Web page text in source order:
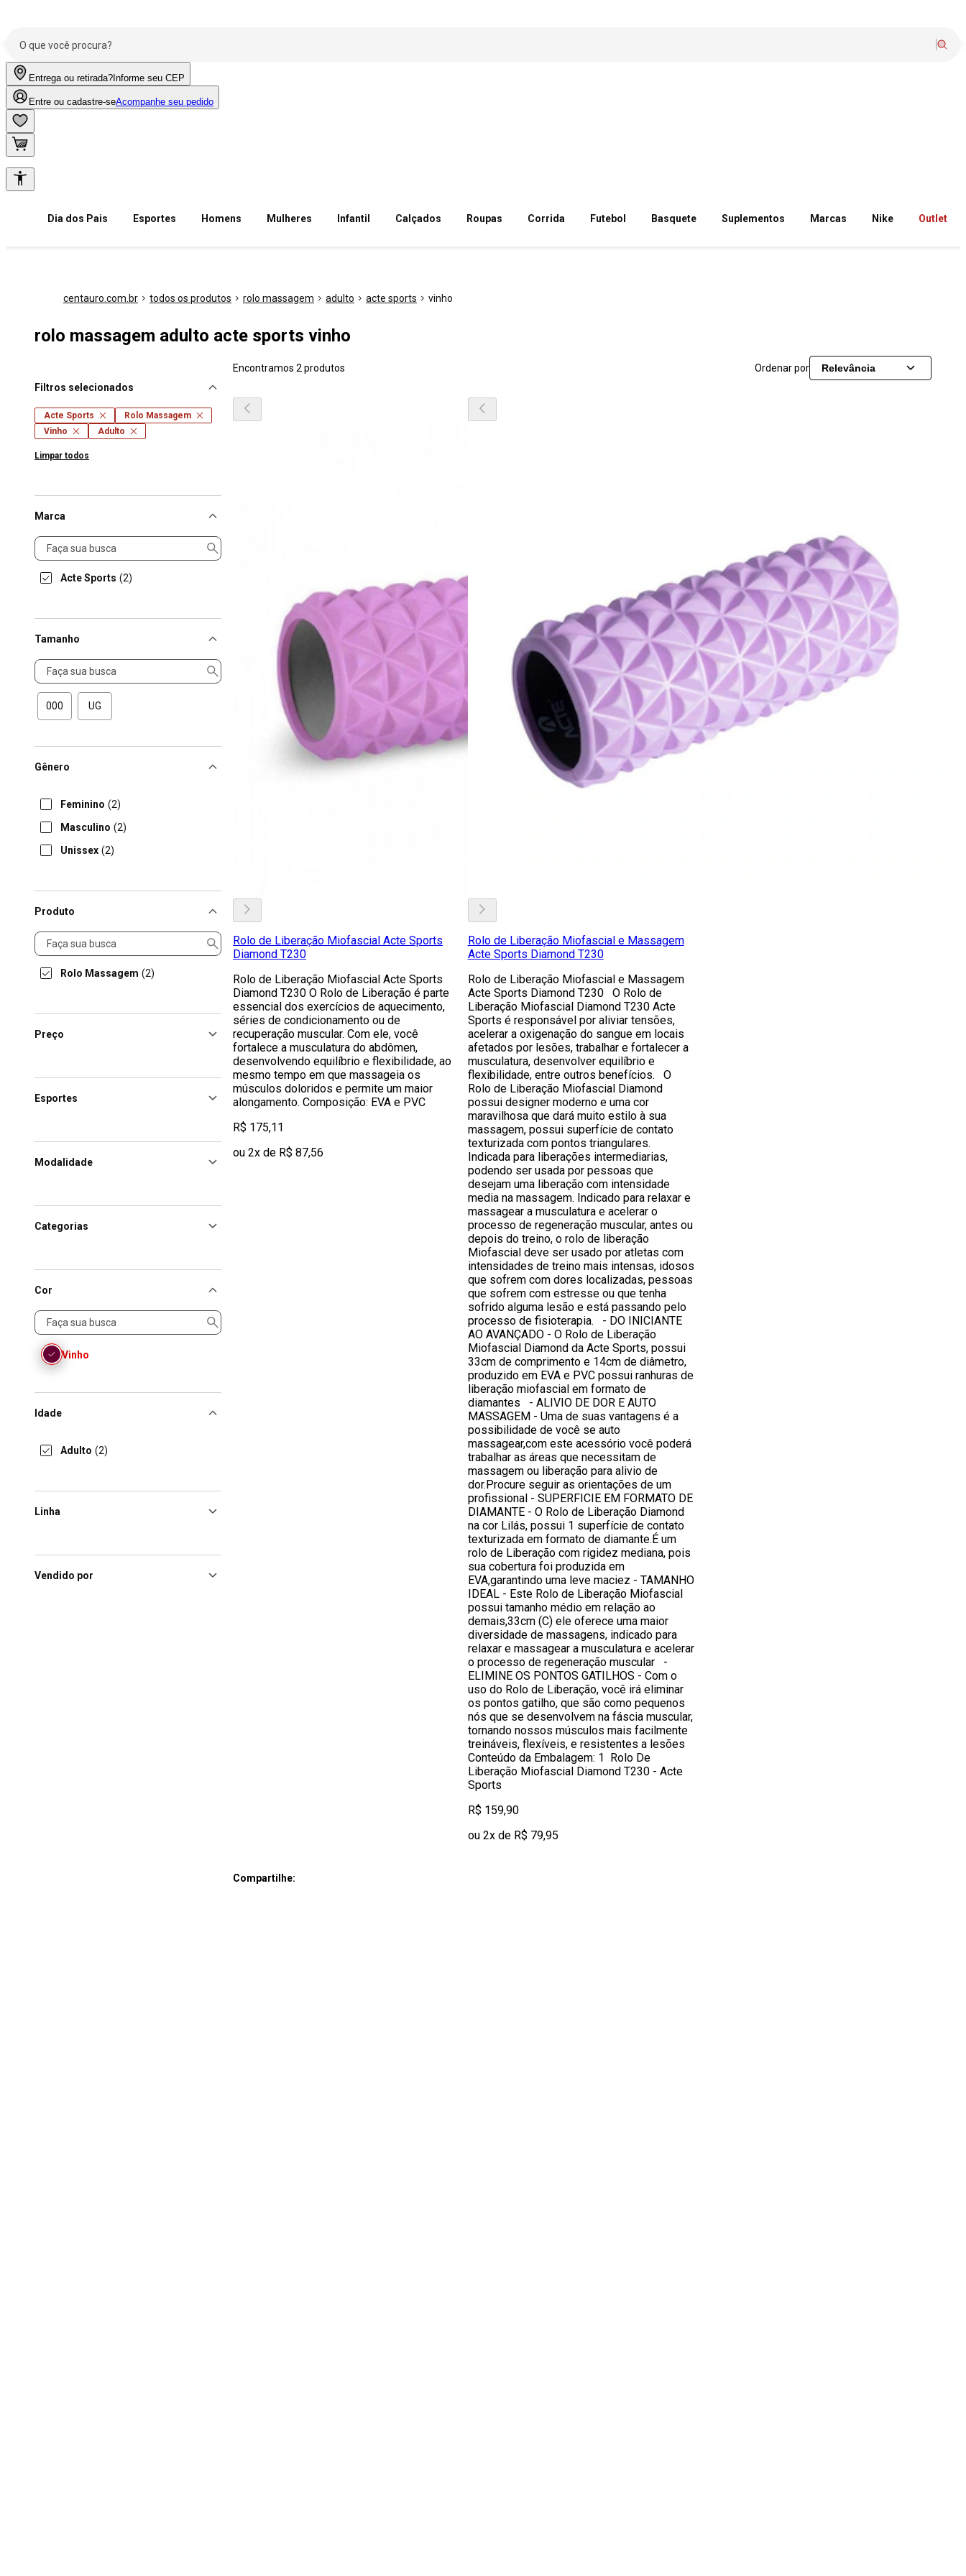
Entrega ou retirada? Informe seu CEP
Entre ou cadastre-seAcompanhe seu pedido
Dia dos Pais Esportes Homens Mulheres Infantil Calçados Roupas Corrida Futebol Basquete Suplementos Marcas Nike Outlet
centauro.com.br todos os produtos rolo massagem adulto acte sports vinho
rolo massagem adulto acte sports vinho
Filtros selecionados
Acte Sports
Rolo Massagem
Vinho
Adulto
Limpar todos
Marca
Marca
Acte Sports (2)
Tamanho
Tamanho
000 UG
Gênero
Feminino (2)
Masculino (2)
Unissex (2)
Produto
Produto
Rolo Massagem (2)
Preço
Esportes
Modalidade
Categorias
Cor
Cor
Vinho
Idade
Adulto (2)
Linha
Vendido por
Encontramos 2 produtos Ordenar por Relevância
Rolo de Liberação Miofascial Acte Sports
Diamond T230
Rolo de Liberação Miofascial Acte Sports
Diamond T230 O Rolo de Liberação é parte
essencial dos exercícios de aquecimento,
séries de condicionamento ou de
recuperação muscular. Com ele, você
fortalece a musculatura do abdômen,
desenvolvendo equilíbrio e flexibilidade, ao
mesmo tempo em que massageia os
músculos doloridos e permite um maior
alongamento. Composição: EVA e PVC
R$ 175,11
ou 2x de R$ 87,56
Rolo de Liberação Miofascial e Massagem
Acte Sports Diamond T230
Rolo de Liberação Miofascial e Massagem
Acte Sports Diamond T230 O Rolo de
Liberação Miofascial Diamond T230 Acte
Sports é responsável por aliviar tensões,
acelerar a oxigenação do sangue em locais
afetados por lesões, trabalhar e fortalecer a
musculatura, desenvolver equilíbrio e
flexibilidade, entre outros benefícios. O
Rolo de Liberação Miofascial Diamond
possui designer moderno e uma cor
maravilhosa que dará muito estilo à sua
massagem, possui superfície de contato
texturizada com pontos triangulares.
Indicada para liberações intermediarias,
podendo ser usada por pessoas que
desejam uma liberação com intensidade
media na massagem. Indicado para relaxar e
massagear a musculatura e acelerar o
processo de regeneração muscular, antes ou
depois do treino, o rolo de liberação
Miofascial deve ser usado por atletas com
intensidades de treino mais intensas, idosos
que sofrem com dores localizadas, pessoas
que sofrem com estresse ou que tenha
sofrido alguma lesão e está passando pelo
processo de fisioterapia. - DO INICIANTE
AO AVANÇADO - O Rolo de Liberação
Miofascial Diamond da Acte Sports, possui
33cm de comprimento e 14cm de diâmetro,
produzido em EVA e PVC possui ranhuras de
liberação miofascial em formato de
diamantes - ALIVIO DE DOR E AUTO
MASSAGEM - Uma de suas vantagens é a
possibilidade de você se auto
massagear,com este acessório você poderá
trabalhar as áreas que necessitam de
massagem ou liberação para alivio de
dor.Procure seguir as orientações de um
profissional - SUPERFICIE EM FORMATO DE
DIAMANTE - O Rolo de Liberação Diamond
na cor Lilás, possui 1 superfície de contato
texturizada em formato de diamante.É um
rolo de Liberação com rigidez mediana, pois
sua cobertura foi produzida em
EVA,garantindo uma leve maciez - TAMANHO
IDEAL - Este Rolo de Liberação Miofascial
possui tamanho médio em relação ao
demais,33cm (C) ele oferece uma maior
diversidade de massagens, indicado para
relaxar e massagear a musculatura e acelerar
o processo de regeneração muscular -
ELIMINE OS PONTOS GATILHOS - Com o
uso do Rolo de Liberação, você irá eliminar
os pontos gatilho, que são como pequenos
nós que se desenvolvem na fáscia muscular,
tornando nossos músculos mais facilmente
treináveis, flexíveis, e resistentes a lesões
Conteúdo da Embalagem: 1 Rolo De
Liberação Miofascial Diamond T230 - Acte
Sports
R$ 159,90
ou 2x de R$ 79,95
Compartilhe: